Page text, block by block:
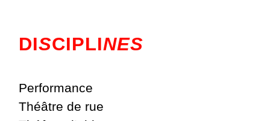
DISCIPLINES
Performance
Théâtre de rue